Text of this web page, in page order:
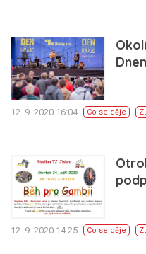
12. 9. 2020 16:04 Co se děje
12. 9. 2020 14:25 Co se děje